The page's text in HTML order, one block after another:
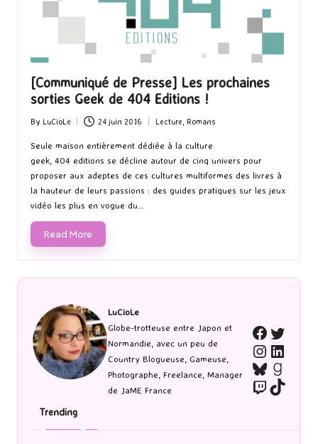
[Communiqué de Presse] Les prochaines
sorties Geek de 404 Editions !
Posted
by
By LuCioLe 24 juin 2016
Posted
in
Lecture, Romans
Seule maison entièrement dédiée à la culture
geek, 404 editions se décline autour de cinq univers pour
proposer aux adeptes de ces cultures multiformes des livres à
la hauteur de leurs passions : des guides pratiques sur les jeux
vidéo les plus en vogue du…
Read More
LuCioLe
Globe-trotteuse entre Japon et
Normandie, avec un peu de
Country Blogueuse, Gameuse,
Photographe, Freelance, Manager
de JaME France
Bluesky
TwitchTikTok
Trending